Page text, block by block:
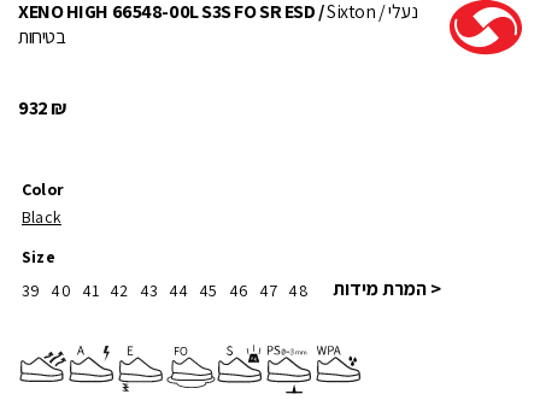
XENO HIGH 66548-00L S3S FO SR ESD /Sixton/ נעלי
בטיחות
932₪
Color
Black
Size
39
40 41 42 43 44 45 46 47 48 < המרת מידות